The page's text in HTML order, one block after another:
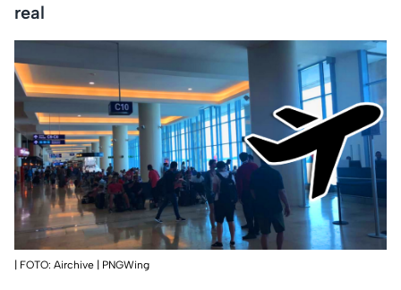
real
| FOTO: Airchive | PNGWing